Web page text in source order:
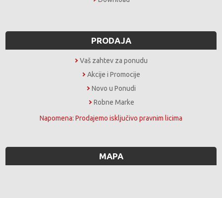
PRODAJA
Vaš zahtev za ponudu
Akcije i Promocije
Novo u Ponudi
Robne Marke
Napomena: Prodajemo isključivo pravnim licima
MAPA